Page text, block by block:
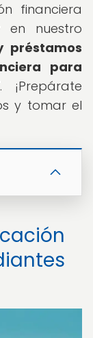
financiera
en nuestro
préstamos
para
¡Prepárate
y tomar el